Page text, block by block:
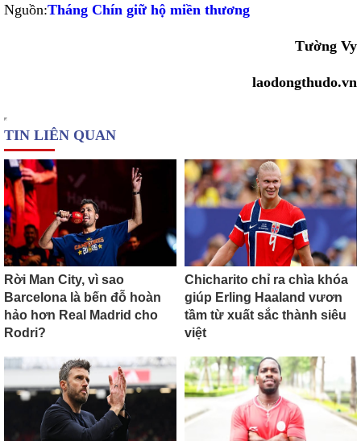
Nguồn:Tháng Chín giữ hộ miền thương
Tường Vy
laodongthudo.vn
TIN LIÊN QUAN
Rời Man City, vì sao
Barcelona là bến đỗ hoàn
hảo hơn Real Madrid cho
Rodri?
Chicharito chỉ ra chìa khóa
giúp Erling Haaland vươn
tầm từ xuất sắc thành siêu
việt